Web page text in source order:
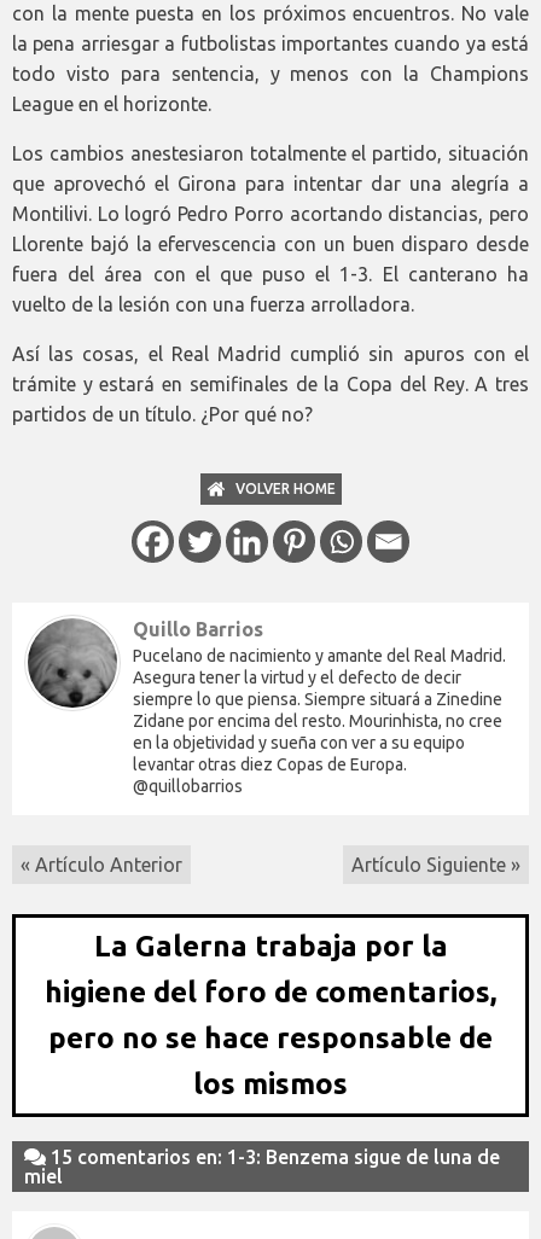
con la mente puesta en los próximos encuentros. No vale
la pena arriesgar a futbolistas importantes cuando ya está
todo visto para sentencia, y menos con la Champions
League en el horizonte.
Los cambios anestesiaron totalmente el partido, situación
que aprovechó el Girona para intentar dar una alegría a
Montilivi. Lo logró Pedro Porro acortando distancias, pero
Llorente bajó la efervescencia con un buen disparo desde
fuera del área con el que puso el 1-3. El canterano ha
vuelto de la lesión con una fuerza arrolladora.
Así las cosas, el Real Madrid cumplió sin apuros con el
trámite y estará en semifinales de la Copa del Rey. A tres
partidos de un título. ¿Por qué no?
VOLVER HOME
Quillo Barrios
Pucelano de nacimiento y amante del Real Madrid.
Asegura tener la virtud y el defecto de decir
siempre lo que piensa. Siempre situará a Zinedine
Zidane por encima del resto. Mourinhista, no cree
en la objetividad y sueña con ver a su equipo
levantar otras diez Copas de Europa.
@quillobarrios
« Artículo Anterior Artículo Siguiente »
La Galerna trabaja por la
higiene del foro de comentarios,
pero no se hace responsable de
los mismos
15 comentarios en: 1-3: Benzema sigue de luna de
miel